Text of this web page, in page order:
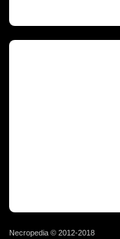
Necropedia © 2012-2018